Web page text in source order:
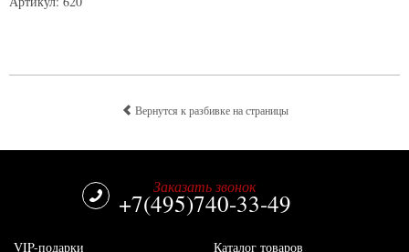
Вернутся к разбивке на страницы
Заказать звонок
+7(495)740-33-49
VIP-подарки Каталог товаров